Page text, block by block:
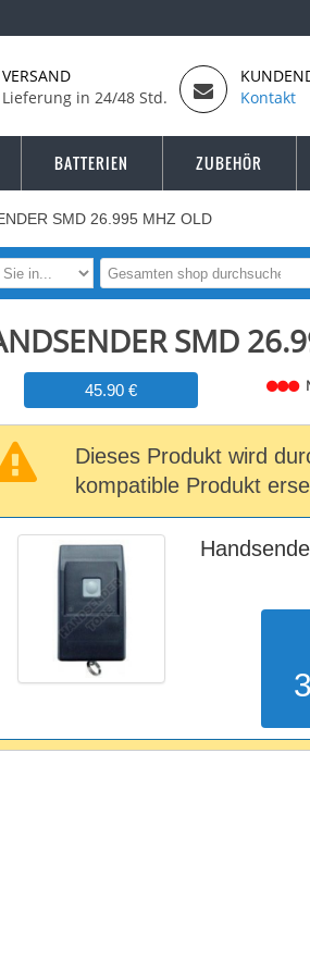
VERSAND
Lieferung in 24/48 Std.
Kontakt
BATTERIEN ZUBEHÖR
SMD 26.995 MHZ OLD
SMD
45.90 €
Dieses Produkt wird
kompatible Produkt